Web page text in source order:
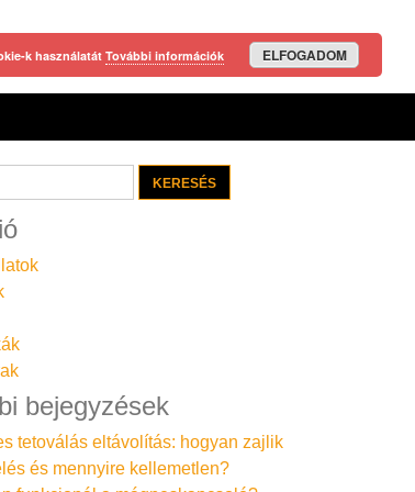
bejegyzések
tetoválás eltávolítás: hogyan zajlik
és mennyire kellemetlen?
k használatát További információk ELFOGADOM